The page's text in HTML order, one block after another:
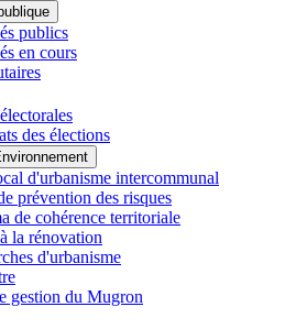
publics
en cours
des élections
d'urbanisme intercommunal
prévention des risques
de cohérence territoriale
la rénovation
d'urbanisme
gestion du Mugron